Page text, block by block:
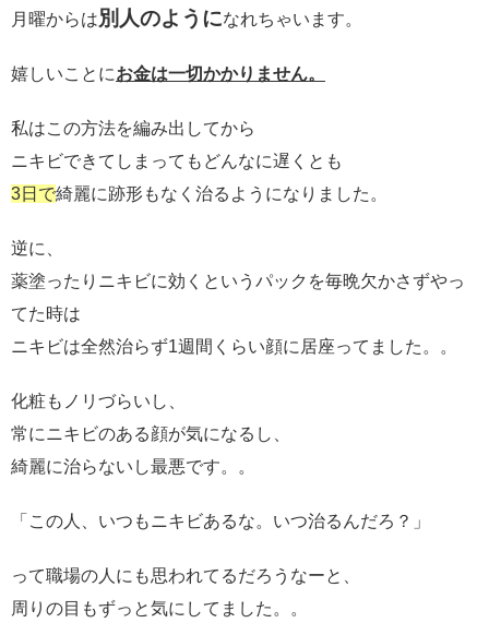
月曜からは別人のようになれちゃいます。
嬉しいことにお金は一切かかりません。
私はこの方法を編み出してから
ニキビできてしまってもどんなに遅くとも
3日で綺麗に跡形もなく治るようになりました。
逆に、
薬塗ったりニキビに効くというパックを毎晩欠かさずやっ
てた時は
ニキビは全然治らず1週間くらい顔に居座ってました。。
化粧もノリづらいし、
常にニキビのある顔が気になるし、
綺麗に治らないし最悪です。。
「この人、いつもニキビあるな。いつ治るんだろ？」
って職場の人にも思われてるだろうなーと、
周りの目もずっと気にしてました。。